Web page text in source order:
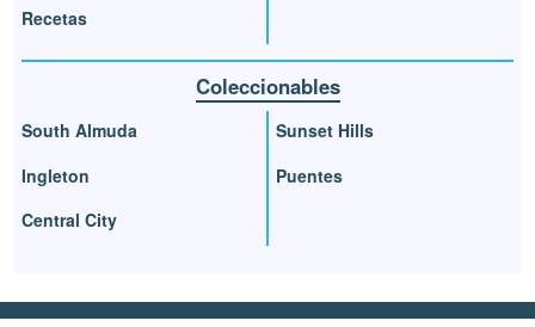
Recetas
Coleccionables
South Almuda
Ingleton
Central City
Sunset Hills
Puentes